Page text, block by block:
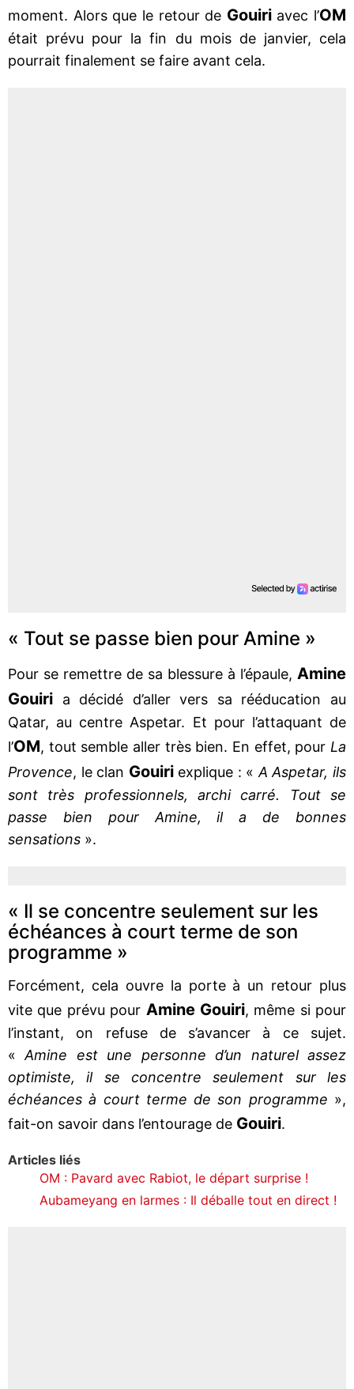
moment. Alors que le retour de Gouiriavec l’OM
était prévu pour la fin du mois de janvier, cela
pourrait finalement se faire avant cela.
« Tout se passe bien pour Amine »
Pour se remettre de sa blessure à l’épaule, Amine
Gouiri a décidé d’aller vers sa rééducation au
Qatar, au centre Aspetar. Et pour l’attaquant de
l’OM, tout semble aller très bien. En effet, pour La
Provence, le clan Gouiriexplique : « A Aspetar, ils
sont très professionnels, archi carré. Tout se
passe bien pour Amine, il a de bonnes
sensations ».
« Il se concentre seulement sur les
échéances à court terme de son
programme »
Forcément, cela ouvre la porte à un retour plus
vite que prévu pour Amine Gouiri, même si pour
l’instant, on refuse de s’avancer à ce sujet.
«Amine est une personne d’un naturel assez
optimiste, il se concentre seulement sur les
échéances à court terme de son programme »,
fait-on savoir dans l’entourage de Gouiri.
Articles liés
OM : Pavard avec Rabiot, le départ surprise !
Aubameyang en larmes : Il déballe tout en direct !